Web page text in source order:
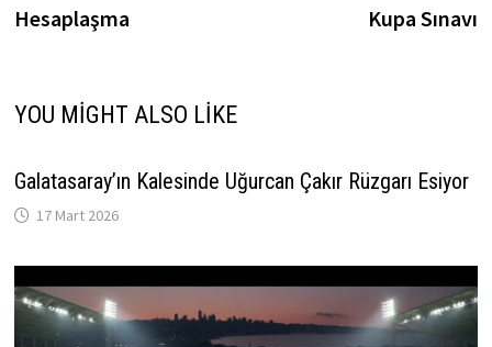
Hesaplaşma
Kupa Sınavı
YOU MIGHT ALSO LIKE
Galatasaray’ın Kalesinde Uğurcan Çakır Rüzgarı Esiyor
17 Mart 2026